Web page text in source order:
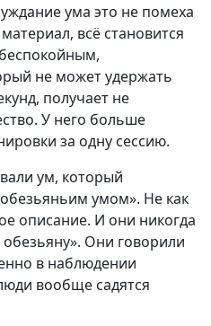
ума это не помеха
всё становится
не может удержать
получает не
У него больше
за одну сессию.
ум, который
умом». Не как
описание. И они никогда
Они говорили
в наблюдении
вообще садятся